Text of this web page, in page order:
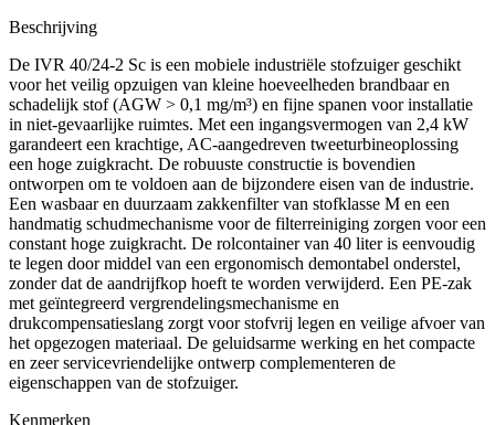
Beschrijving
De IVR 40/24-2 Sc is een mobiele industriële stofzuiger geschikt
voor het veilig opzuigen van kleine hoeveelheden brandbaar en
schadelijk stof (AGW > 0,1 mg/m³) en fijne spanen voor installatie
in niet-gevaarlijke ruimtes. Met een ingangsvermogen van 2,4 kW
garandeert een krachtige, AC-aangedreven tweeturbineoplossing
een hoge zuigkracht. De robuuste constructie is bovendien
ontworpen om te voldoen aan de bijzondere eisen van de industrie.
Een wasbaar en duurzaam zakkenfilter van stofklasse M en een
handmatig schudmechanisme voor de filterreiniging zorgen voor een
constant hoge zuigkracht. De rolcontainer van 40 liter is eenvoudig
te legen door middel van een ergonomisch demontabel onderstel,
zonder dat de aandrijfkop hoeft te worden verwijderd. Een PE-zak
met geïntegreerd vergrendelingsmechanisme en
drukcompensatieslang zorgt voor stofvrij legen en veilige afvoer van
het opgezogen materiaal. De geluidsarme werking en het compacte
en zeer servicevriendelijke ontwerp complementeren de
eigenschappen van de stofzuiger.
Kenmerken